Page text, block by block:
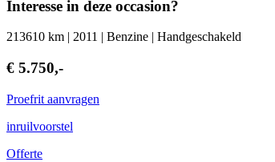
Interesse in deze occasion?
213610 km | 2011 | Benzine | Handgeschakeld
€ 5.750,-
Proefrit aanvragen
inruilvoorstel
Offerte